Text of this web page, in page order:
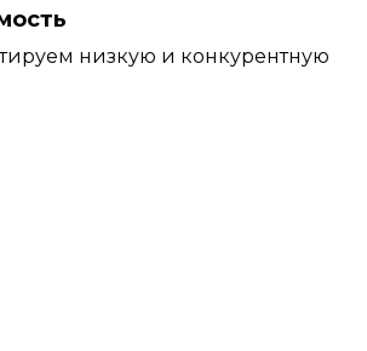
низкую и конкурентную